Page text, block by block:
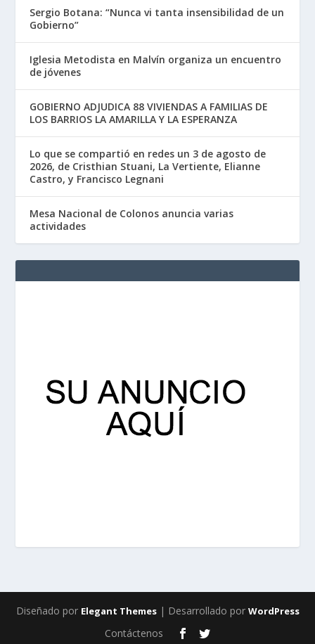
Sergio Botana: “Nunca vi tanta insensibilidad de un
Gobierno”
Iglesia Metodista en Malvín organiza un encuentro
de jóvenes
GOBIERNO ADJUDICA 88 VIVIENDAS A FAMILIAS DE
LOS BARRIOS LA AMARILLA Y LA ESPERANZA
Lo que se compartió en redes un 3 de agosto de
2026, de Cristhian Stuani, La Vertiente, Elianne
Castro, y Francisco Legnani
Mesa Nacional de Colonos anuncia varias
actividades
Diseñado por Elegant Themes| Desarrollado por WordPress
Contáctenos